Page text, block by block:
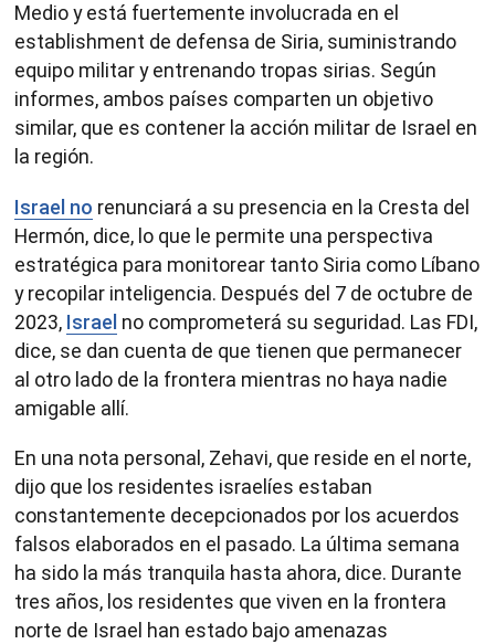
Medio y está fuertemente involucrada en el
establishment de defensa de Siria, suministrando
equipo militar y entrenando tropas sirias. Según
informes, ambos países comparten un objetivo
similar, que es contener la acción militar de Israel en
la región.
Israel no renunciará a su presencia en la Cresta del
Hermón, dice, lo que le permite una perspectiva
estratégica para monitorear tanto Siria como Líbano
y recopilar inteligencia. Después del 7 de octubre de
2023, Israel no comprometerá su seguridad. Las FDI,
dice, se dan cuenta de que tienen que permanecer
al otro lado de la frontera mientras no haya nadie
amigable allí.
En una nota personal, Zehavi, que reside en el norte,
dijo que los residentes israelíes estaban
constantemente decepcionados por los acuerdos
falsos elaborados en el pasado. La última semana
ha sido la más tranquila hasta ahora, dice. Durante
tres años, los residentes que viven en la frontera
norte de Israel han estado bajo amenazas